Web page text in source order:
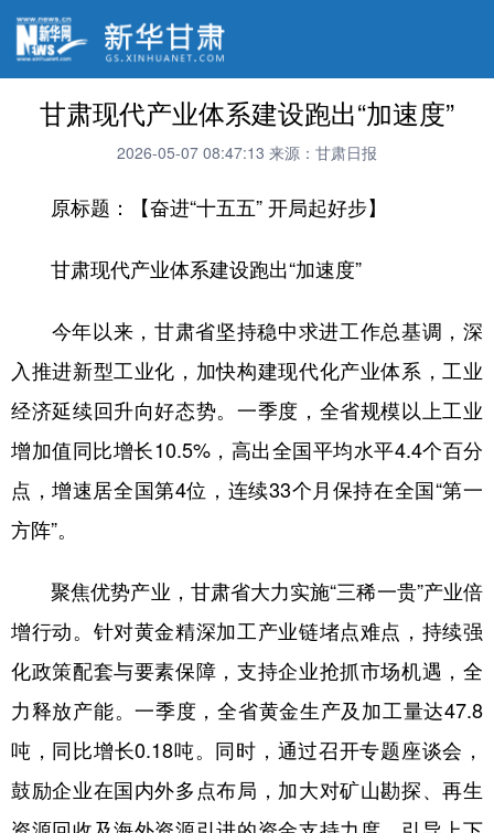
甘肃现代产业体系建设跑出“加速度”
2026-05-07 08:47:13 来源：甘肃日报
原标题：【奋进“十五五” 开局起好步】
甘肃现代产业体系建设跑出“加速度”
今年以来，甘肃省坚持稳中求进工作总基调，深
入推进新型工业化，加快构建现代化产业体系，工业
经济延续回升向好态势。一季度，全省规模以上工业
增加值同比增长10.5%，高出全国平均水平4.4个百分
点，增速居全国第4位，连续33个月保持在全国“第一
方阵”。
聚焦优势产业，甘肃省大力实施“三稀一贵”产业倍
增行动。针对黄金精深加工产业链堵点难点，持续强
化政策配套与要素保障，支持企业抢抓市场机遇，全
力释放产能。一季度，全省黄金生产及加工量达47.8
吨，同比增长0.18吨。同时，通过召开专题座谈会，
鼓励企业在国内外多点布局，加大对矿山勘探、再生